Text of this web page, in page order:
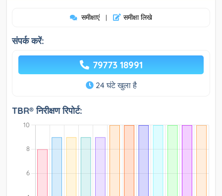
समीक्षाएं | समीक्षा लिखे
संपर्क करें:
79773 18991
24 घंटे खुला है
TBR® निरीक्षण रिपोर्ट: